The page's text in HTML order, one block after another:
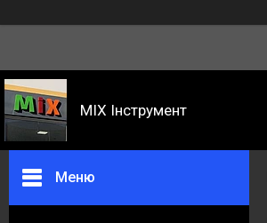
MIX Інструмент
Меню